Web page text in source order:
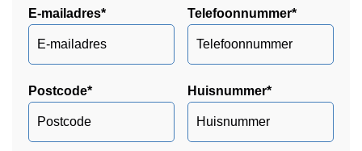
E-mailadres* Telefoonnummer*
Postcode* Huisnummer*